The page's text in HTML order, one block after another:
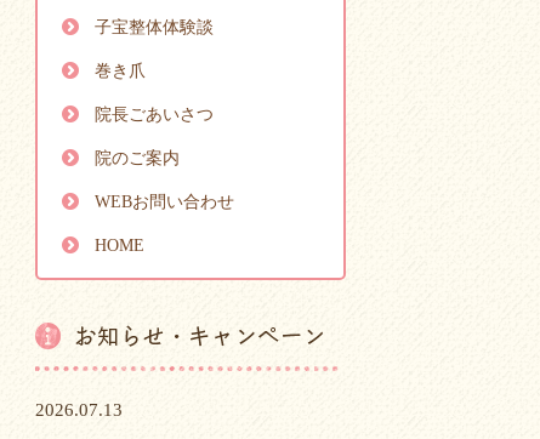
子宝整体体験談
巻き爪
院長ごあいさつ
院のご案内
WEBお問い合わせ
HOME
2026.07.13